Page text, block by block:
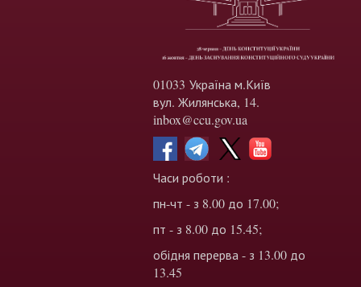
01033 Україна м.Київ
вул. Жилянська, 14.
inbox@ccu.gov.ua
Часи роботи :
пн-чт - з 8.00 до 17.00;
пт - з 8.00 до 15.45;
обідня перерва - з 13.00 до
13.45